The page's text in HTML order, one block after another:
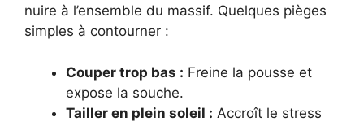
nuire à l’ensemble du massif. Quelques pièges
simples à contourner :
Couper trop bas : Freine la pousse et
expose la souche.
Tailler en plein soleil : Accroît le stress